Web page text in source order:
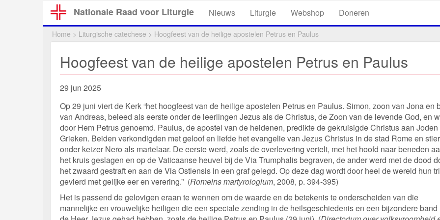
Nationale Raad voor Liturgie Nieuws Liturgie Webshop Doneren
Home > Liturgische catechese > Hoogfeest van de heilige apostelen Petrus en Paulus
Hoogfeest van de heilige apostelen Petrus en Paulus
29 jun 2025
Op 29 juni viert de Kerk “het hoogfeest van de heilige apostelen Petrus en Paulus. Simon, zoon van Jona en
van Andreas, beleed als eerste onder de leerlingen Jezus als de Christus, de Zoon van de levende God, en
door Hem Petrus genoemd. Paulus, de apostel van de heidenen, predikte de gekruisigde Christus aan Joden
Grieken. Beiden verkondigden met geloof en liefde het evangelie van Jezus Christus in de stad Rome en
onder keizer Nero als martelaar. De eerste werd, zoals de overlevering vertelt, met het hoofd naar beneden
het kruis geslagen en op de Vaticaanse heuvel bij de Via Trumphalis begraven, de ander werd met de dood
het zwaard gestraft en aan de Via Ostiensis in een graf gelegd. Op deze dag wordt door heel de wereld hun
gevierd met gelijke eer en verering.” (Romeins martyrologium, 2008, p. 394-395)
Het is passend de gelovigen eraan te wennen om de waarde en de betekenis te onderscheiden van die
mannelijke en vrouwelijke heiligen die een speciale zending in de heilsgeschiedenis en een bijzondere band